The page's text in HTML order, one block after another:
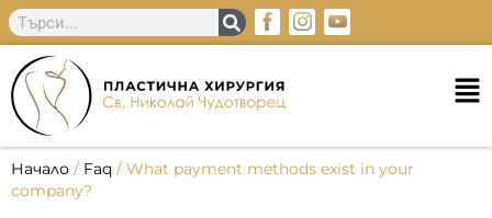
Начало / Faq / What payment methods exist in your
company?